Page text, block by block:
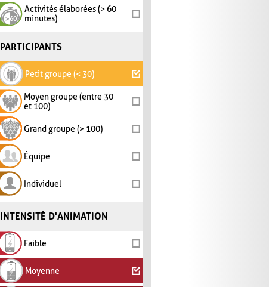
Activités élaborées (> 60
minutes)
PARTICIPANTS
Petit groupe (< 30)
Moyen groupe (entre 30
et 100)
Grand groupe (> 100)
Équipe
Individuel
INTENSITÉ D'ANIMATION
Faible
Moyenne